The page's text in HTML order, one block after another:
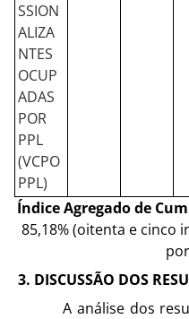
SSION
ALIZA
NTES
OCUP
ADAS
POR
PPL
(VCPO
PPL)
Índice Agregado de
85,18% (oitenta e cinco
3. DISCUSSÃO DOS
A análise dos